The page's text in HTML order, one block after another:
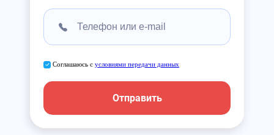
Соглашаюсь с условиями передачи данных
Отправить